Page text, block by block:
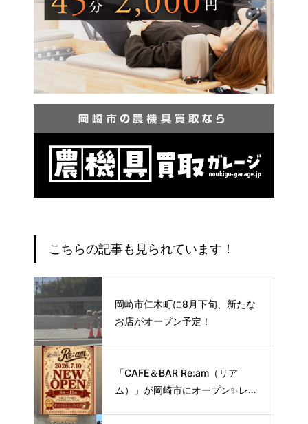
こちらの記事も見られています！
岡崎市仁木町に8月下旬、新たな
お店がオープン予定！
「CAFE＆BAR Re:am（リア
ム）」が岡崎市にオープン✨レト